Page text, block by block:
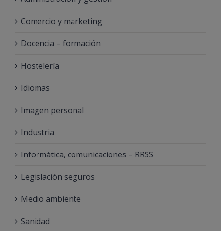
Comercio y marketing
Docencia – formación
Hostelería
Idiomas
Imagen personal
Industria
Informática, comunicaciones – RRSS
Legislación seguros
Medio ambiente
Sanidad